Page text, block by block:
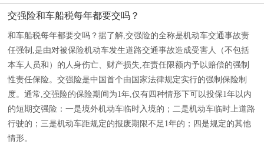
交强险和车船税每年都要交吗？
和车船税每年都要交吗？据了解,交强险的全称是机动车交通事故责
任强制,是由对被保险机动车发生道路交通事故造成受害人（不包括
本车人员和）的人身伤亡、财产损失,在责任限额内予以赔偿的强制
性责任保险。交强险是中国首个由国家法律规定实行的强制保险制
度。通常,交强险的保险期间为1年,仅有四种情形下可以投保1年以内
的短期交强险：一是境外机动车临时入境的；二是机动车临时上道路
行驶的；三是机动车距规定的报废期限不足1年的；四是规定的其他
情形。